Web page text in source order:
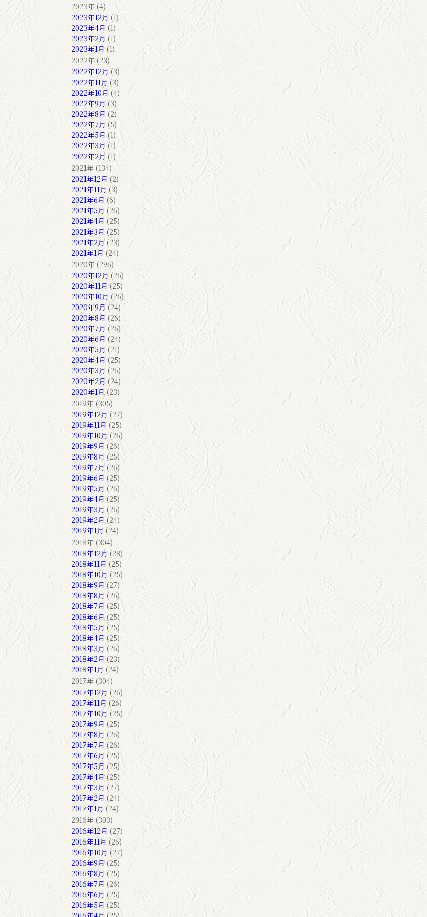
2023年 (4)
2023年12月 (1)
2023年4月 (1)
2023年2月 (1)
2023年1月 (1)
2022年 (23)
2022年12月 (3)
2022年11月 (3)
2022年10月 (4)
2022年9月 (3)
2022年8月 (2)
2022年7月 (5)
2022年5月 (1)
2022年3月 (1)
2022年2月 (1)
2021年 (134)
2021年12月 (2)
2021年11月 (3)
2021年6月 (6)
2021年5月 (26)
2021年4月 (25)
2021年3月 (25)
2021年2月(23)
2021年1月 (24)
2020年 (296)
2020年12月 (26)
2020年11月 (25)
2020年10月 (26)
2020年9月 (24)
2020年8月 (26)
2020年7月 (26)
2020年6月 (24)
2020年5月 (21)
2020年4月 (25)
2020年3月 (26)
2020年2月 (24)
2020年1月(23)
2019年 (305)
2019年12月 (27)
2019年11月 (25)
2019年10月 (26)
2019年9月 (26)
2019年8月 (25)
2019年7月(26)
2019年6月 (25)
2019年5月 (26)
2019年4月 (25)
2019年3月 (26)
2019年2月 (24)
2019年1月 (24)
2018年 (304)
2018年12月 (28)
2018年11月 (25)
2018年10月 (25)
2018年9月 (27)
2018年8月 (26)
2018年7月 (25)
2018年6月 (25)
2018年5月 (25)
2018年4月 (25)
2018年3月 (26)
2018年2月 (23)
2018年1月 (24)
2017年 (304)
2017年12月 (26)
2017年11月 (26)
2017年10月 (25)
2017年9月 (25)
2017年8月 (26)
2017年7月 (26)
2017年6月 (25)
2017年5月 (25)
2017年4月(25)
2017年3月 (27)
2017年2月 (24)
2017年1月 (24)
2016年 (303)
2016年12月 (27)
2016年11月 (26)
2016年10月 (27)
2016年9月(25)
2016年8月 (25)
2016年7月 (26)
2016年6月 (25)
2016年5月 (25)